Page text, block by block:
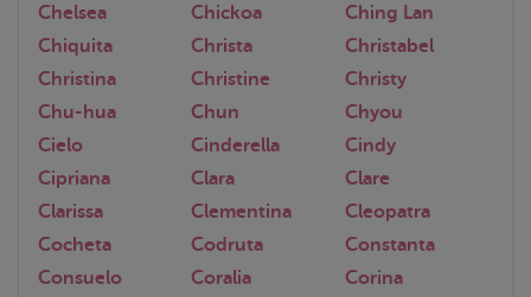
Chelsea
Chickoa
Ching Lan
Chiquita
Christa
Christabel
Christina
Christine
Christy
Chu-hua
Chun
Chyou
Cielo
Cinderella
Cindy
Cipriana
Clara
Clare
Clarissa
Clementina
Cleopatra
Cocheta
Codruta
Constanta
Consuelo
Coralia
Corina